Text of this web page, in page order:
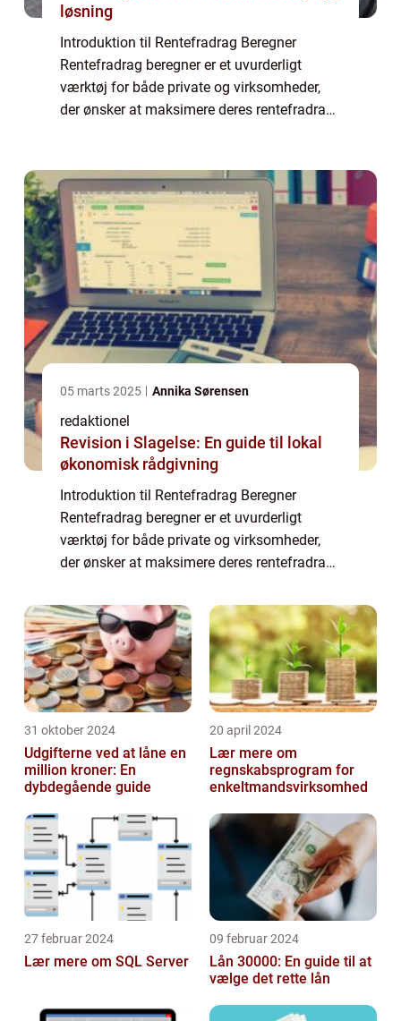
løsning
Introduktion til Rentefradrag Beregner
Rentefradrag beregner er et uvurderligt
værktøj for både private og virksomheder,
der ønsker at maksimere deres rentefradrag
mulighed f...
05 marts 2025 Annika Sørensen
redaktionel
Revision i Slagelse: En guide til lokal
økonomisk rådgivning
Introduktion til Rentefradrag Beregner
Rentefradrag beregner er et uvurderligt
værktøj for både private og virksomheder,
der ønsker at maksimere deres rentefradrag
Dette online værktøj giver brugerne
mulighed f...
31 oktober 2024
Udgifterne ved at låne en
million kroner: En
dybdegående guide
20 april 2024
Lær mere om
regnskabsprogram for
enkeltmandsvirksomhed
27 februar 2024
Lær mere om SQL Server
09 februar 2024
Lån 30000: En guide til at
vælge det rette lån